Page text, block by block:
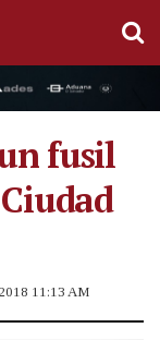
fusil
11:13 AM